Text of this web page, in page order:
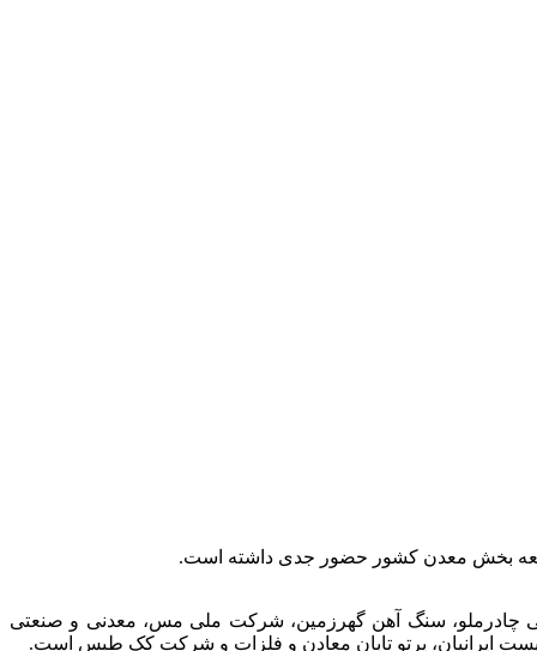
بخش معدن کشور حضور جدی داشته است.
چادرملو، سنگ آهن گهرزمین، شرکت ملی مس، معدنی و صنعتی
ایرانیان، پرتو تابان معادن و فلزات و شرکت کک طبس است.